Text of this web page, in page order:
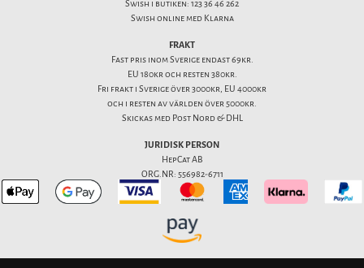
Swish i butiken: 123 36 46 262
Swish online med Klarna
FRAKT
Fast pris inom Sverige endast 69kr.
EU 180kr och resten 380kr.
Fri frakt i Sverige över 3000kr, EU 4000kr
och i resten av världen över 5000kr.
Skickas med Post Nord & DHL
JURIDISK PERSON
HepCat AB
ORG.NR: 556982-6711